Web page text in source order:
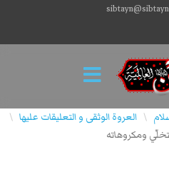
\ العروة الوثقى و التعليقات عليها \
ومكروهاته